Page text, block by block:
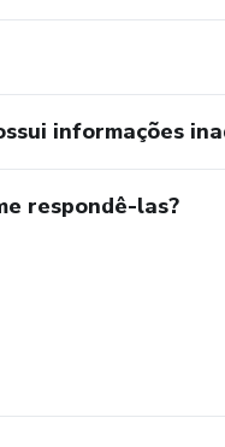
informações
respondê-las?